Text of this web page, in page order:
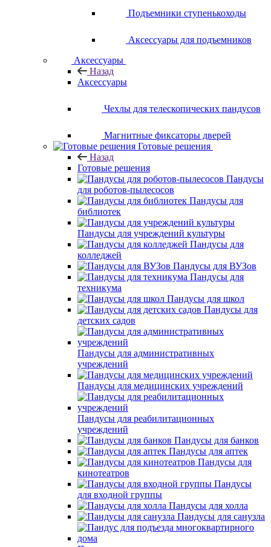
Подъемники ступенькоходы
Аксессуары для подъемников
Аксессуары
Назад
Аксессуары
Чехлы для телескопических пандусов
Магнитные фиксаторы дверей
Готовые решения
Назад
Готовые решения
Пандусы
для роботов-пылесосов
Пандусы для
библиотек
Пандусы для учреждений культуры
Пандусы для
колледжей
Пандусы для ВУЗов
Пандусы для
техникума
Пандусы для школ
Пандусы для
детских садов
Пандусы для административных
учреждений
Пандусы для медицинских учреждений
Пандусы для реабилитационных
учреждений
Пандусы для банков
Пандусы для аптек
Пандусы для
кинотеатров
Пандусы
для входной группы
Пандусы для холла
Пандусы для санузла